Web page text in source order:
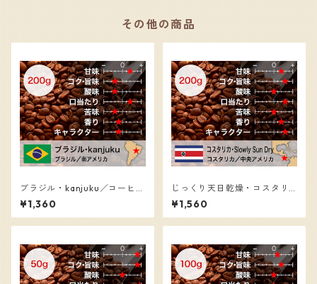
その他の商品
ブラジル・kanjuku／コーヒー
豆（200g）
¥1,360
じっくり天日乾燥・コスタリ
カ／コーヒー豆（200g）
¥1,560